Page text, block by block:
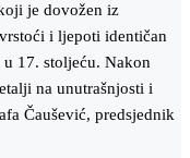
je dovožen iz
i ljepoti identičan
17. stoljeću. Nakon
na unutrašnjosti i
Čaušević, predsjednik